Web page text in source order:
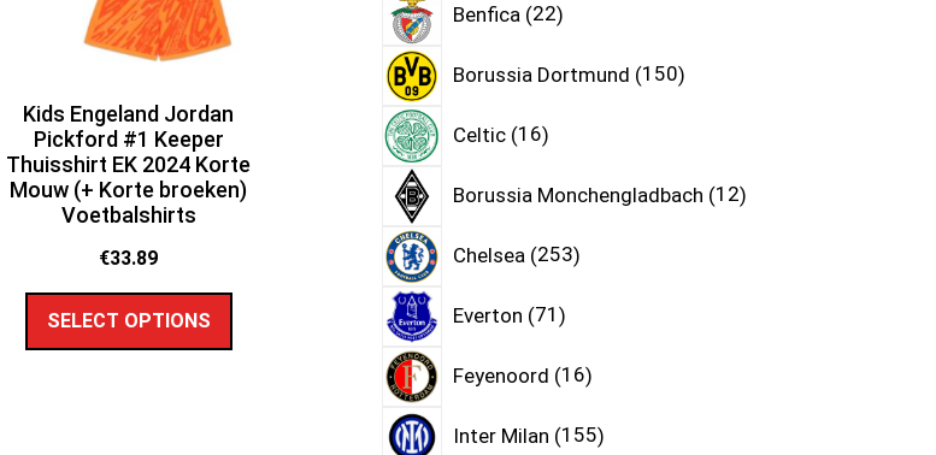
Kids Engeland Jordan
Pickford #1 Keeper
Thuisshirt EK 2024 Korte
Mouw (+ Korte broeken)
Voetbalshirts
€33.89
SELECT OPTIONS
Benfica 22
Borussia Dortmund 150
Celtic 16
Borussia Monchengladbach 12
Chelsea 253
Everton 71
Feyenoord 16
Inter Milan 155